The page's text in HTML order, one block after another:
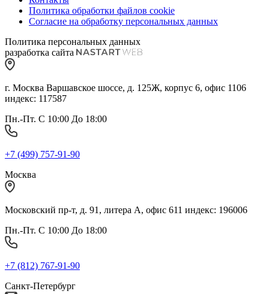
Политика обработки файлов cookie
Согласие на обработку персональных данных
Политика персональных данных
разработка сайта
г. Москва Варшавское шоссе, д. 125Ж, корпус 6, офис 1106
индекс: 117587
Пн.-Пт. С 10:00 До 18:00
+7 (499) 757-91-90
Москва
Московский пр-т, д. 91, литера А, офис 611 индекс: 196006
Пн.-Пт. С 10:00 До 18:00
+7 (812) 767-91-90
Санкт-Петербург